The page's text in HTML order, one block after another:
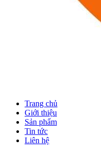
Trang chủ
Giới thiệu
Sản phẩm
Tin tức
Liên hệ